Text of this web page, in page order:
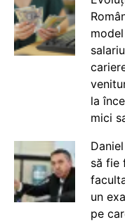
la
mici
să fie
un
pe